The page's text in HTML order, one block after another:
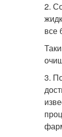
2.
все
3.